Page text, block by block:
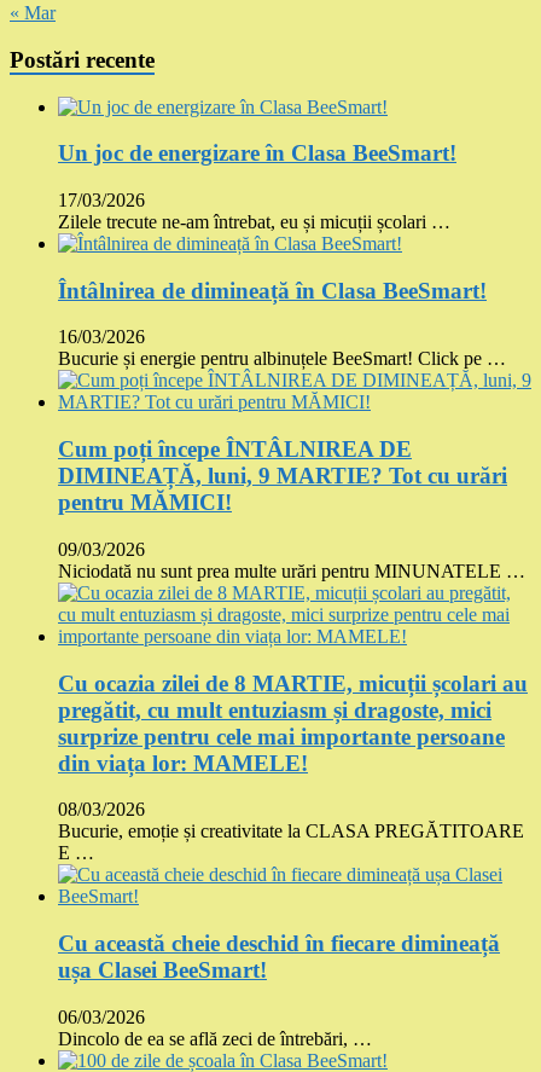
« Mar
Postări recente
Un joc de energizare în Clasa BeeSmart!
17/03/2026
Zilele trecute ne-am întrebat, eu și micuții școlari …
Întâlnirea de dimineață în Clasa BeeSmart!
16/03/2026
Bucurie și energie pentru albinuțele BeeSmart! Click pe …
Cum poți începe ÎNTÂLNIREA DE
DIMINEAȚĂ, luni, 9 MARTIE? Tot cu urări
pentru MĂMICI!
09/03/2026
Niciodată nu sunt prea multe urări pentru MINUNATELE …
Cu ocazia zilei de 8 MARTIE, micuții școlari au
pregătit, cu mult entuziasm și dragoste, mici
surprize pentru cele mai importante persoane
din viața lor: MAMELE!
08/03/2026
Bucurie, emoție și creativitate la CLASA PREGĂTITOARE
E …
Cu această cheie deschid în fiecare dimineață
ușa Clasei BeeSmart!
06/03/2026
Dincolo de ea se află zeci de întrebări, …